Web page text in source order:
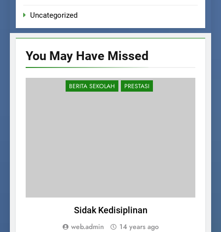
Uncategorized
You May Have Missed
BERITA SEKOLAH PRESTASI
Sidak Kedisiplinan
web.admin 14 years ago